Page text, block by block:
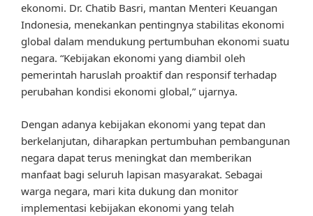
ekonomi. Dr. Chatib Basri, mantan Menteri Keuangan
Indonesia, menekankan pentingnya stabilitas ekonomi
global dalam mendukung pertumbuhan ekonomi suatu
negara. “Kebijakan ekonomi yang diambil oleh
pemerintah haruslah proaktif dan responsif terhadap
perubahan kondisi ekonomi global,” ujarnya.
Dengan adanya kebijakan ekonomi yang tepat dan
berkelanjutan, diharapkan pertumbuhan pembangunan
negara dapat terus meningkat dan memberikan
manfaat bagi seluruh lapisan masyarakat. Sebagai
warga negara, mari kita dukung dan monitor
implementasi kebijakan ekonomi yang telah